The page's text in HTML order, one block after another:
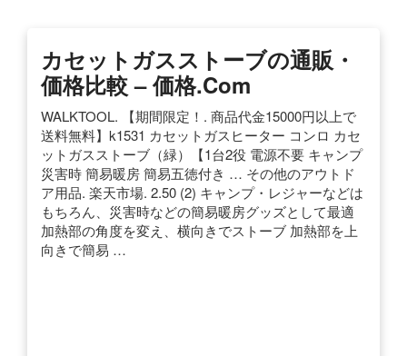
カセットガスストーブの通販・
価格比較 – 価格.com
WALKTOOL. 【期間限定！. 商品代金15000円以上で
送料無料】k1531 カセットガスヒーター コンロ カセ
ットガスストーブ（緑）【1台2役 電源不要 キャンプ
災害時 簡易暖房 簡易五徳付き … その他のアウトド
ア用品. 楽天市場. 2.50 (2) キャンプ・レジャーなどは
もちろん、災害時などの簡易暖房グッズとして最適
加熱部の角度を変え、横向きでストーブ 加熱部を上
向きで簡易 …